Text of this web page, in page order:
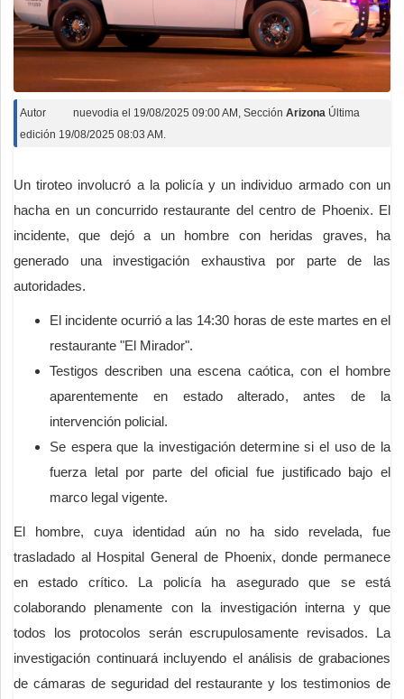
Autor nuevodia el 19/08/2025 09:00 AM , Sección Arizona Última
edición 19/08/2025 08:03 AM.
Un tiroteo involucró a la policía y un individuo armado con un
hacha en un concurrido restaurante del centro de Phoenix. El
incidente, que dejó a un hombre con heridas graves, ha
generado una investigación exhaustiva por parte de las
autoridades.
El incidente ocurrió a las 14:30 horas de este martes en el
restaurante "El Mirador".
Testigos describen una escena caótica, con el hombre
aparentemente en estado alterado, antes de la
intervención policial.
Se espera que la investigación determine si el uso de la
fuerza letal por parte del oficial fue justificado bajo el
marco legal vigente.
El hombre, cuya identidad aún no ha sido revelada, fue
trasladado al Hospital General de Phoenix, donde permanece
en estado crítico. La policía ha asegurado que se está
colaborando plenamente con la investigación interna y que
todos los protocolos serán escrupulosamente revisados. La
investigación continuará incluyendo el análisis de grabaciones
de cámaras de seguridad del restaurante y los testimonios de